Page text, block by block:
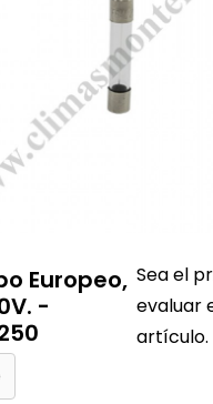
Europeo,
-
Sea el
evaluar
artículo.